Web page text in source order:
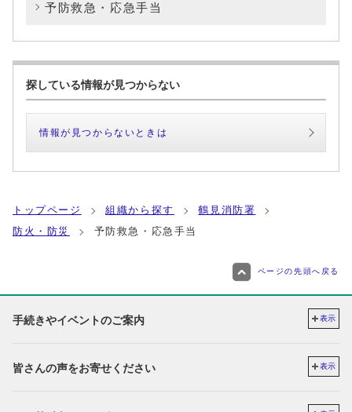
予防救急・応急手当
探している情報が見つからない
情報が見つからないときは
トップページ 組織から探す
鶴見消防署
防火・防災
予防救急・応急手当
ページの先頭へ戻る
手続きやイベントのご案内 表示
皆さんの声をお寄せください 表示